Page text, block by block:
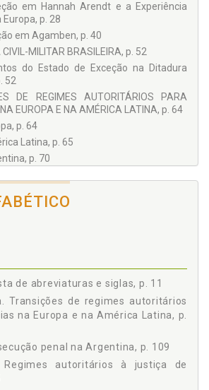
em Hannah Arendt e a Experiência
p. 28
em Agamben, p. 40
MILITAR BRASILEIRA, p. 52
do Estado de Exceção na Ditadura
52
DE REGIMES AUTORITÁRIOS PARA
EUROPA E NA AMÉRICA LATINA, p. 64
p. 64
Latina, p. 65
p. 70
p. 81
CRIMES CONTRA A HUMANIDADE, p. 85
Justiça de Transição, p. 86
a Humanidade, p. 90
DA JURISPRUDÊNCIA DOS
DO CONE SUL E A
p. 109
de abreviaturas e siglas, p. 11
Transições de regimes autoritários
na Europa e na América Latina, p.
penal na Argentina, p. 109
Regimes autoritários à justiça de